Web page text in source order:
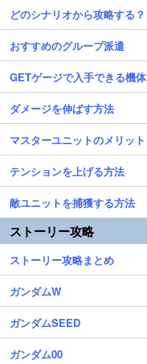
どのシナリオから攻略する？
おすすめのグループ派遣
GETゲージで入手できる機体
ダメージを伸ばす方法
マスターユニットのメリット
テンションを上げる方法
敵ユニットを捕獲する方法
ストーリー攻略
ストーリー攻略まとめ
ガンダムW
ガンダムSEED
ガンダム00